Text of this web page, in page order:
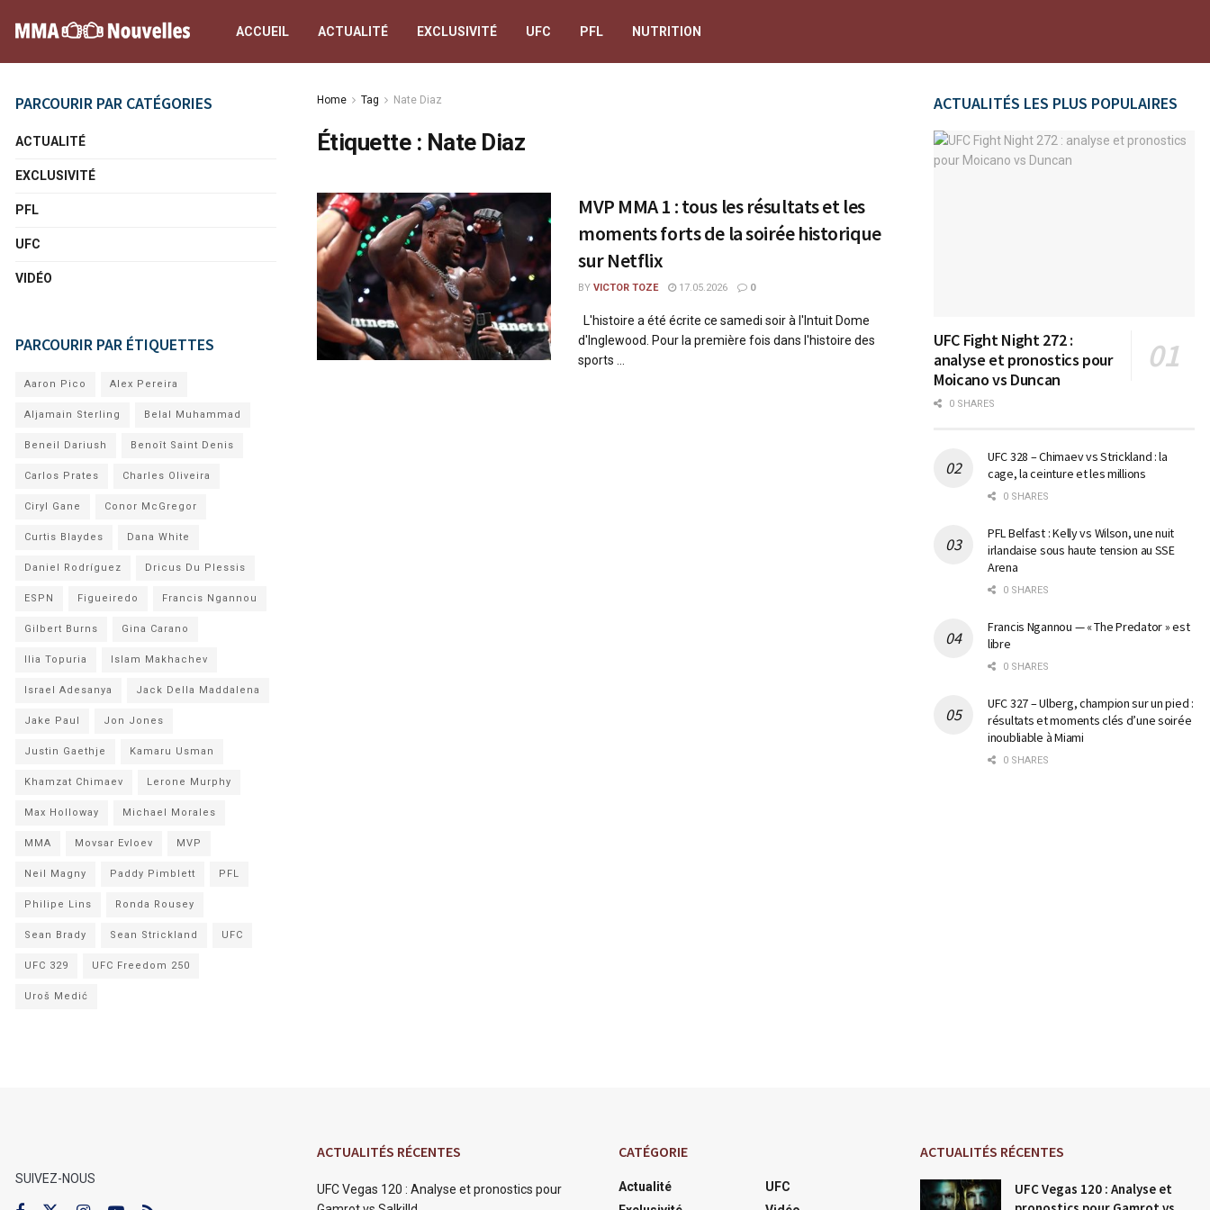
ACCUEIL ACTUALITÉ EXCLUSIVITÉ UFC PFL NUTRITION
Home Tag Nate Diaz
Étiquette : Nate Diaz
MVP MMA 1 : tous les résultats et les
moments forts de la soirée historique
sur Netflix
BY VICTOR TOZE 17.05.2026 0
L'histoire a été écrite ce samedi soir à l'Intuit Dome
d'Inglewood. Pour la première fois dans l'histoire des
sports ...
PARCOURIR PAR CATÉGORIES
ACTUALITÉ
EXCLUSIVITÉ
PFL
UFC
VIDÉO
PARCOURIR PAR ÉTIQUETTES
Aaron Pico Alex Pereira
Aljamain Sterling Belal Muhammad
Beneil Dariush Benoît Saint Denis
Carlos Prates Charles Oliveira
Ciryl Gane Conor McGregor
Curtis Blaydes Dana White
Daniel Rodríguez Dricus Du Plessis
ESPN Figueiredo Francis Ngannou
Gilbert Burns Gina Carano
Ilia Topuria Islam Makhachev
Israel Adesanya Jack Della Maddalena
Jake Paul Jon Jones
Justin Gaethje Kamaru Usman
Khamzat Chimaev Lerone Murphy
Max Holloway Michael Morales
MMA Movsar Evloev MVP
Neil Magny Paddy Pimblett PFL
Philipe Lins Ronda Rousey
Sean Brady Sean Strickland UFC
UFC 329 UFC Freedom 250
Uroš Medić
ACTUALITÉS LES PLUS POPULAIRES
UFC Fight Night 272 :
analyse et pronostics pour
Moicano vs Duncan
0 SHARES
UFC 328 – Chimaev vs Strickland : la
cage, la ceinture et les millions
0 SHARES
PFL Belfast : Kelly vs Wilson, une nuit
irlandaise sous haute tension au SSE
Arena
0 SHARES
Francis Ngannou — « The Predator » est
libre
0 SHARES
UFC 327 – Ulberg, champion sur un pied :
résultats et moments clés d’une soirée
inoubliable à Miami
0 SHARES
SUIVEZ-NOUS
ACTUALITÉS RÉCENTES
UFC Vegas 120 : Analyse et pronostics pour
CATÉGORIE
Actualité
UFC
ACTUALITÉS RÉCENTES
UFC Vegas 120 : Analyse et